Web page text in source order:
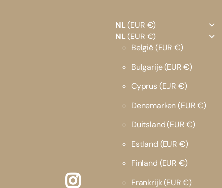
NL(EUR €)
NL(EUR €)
België(EUR €)
Bulgarije(EUR €)
Cyprus (EUR €)
Denemarken(EUR €)
Duitsland(EUR €)
Estland (EUR €)
Finland (EUR €)
Frankrijk(EUR €)